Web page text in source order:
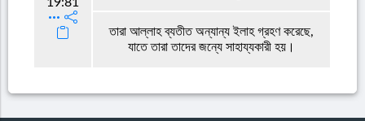
তারা আল্লাহ ব্যতীত অন্যান্য ইলাহ গ্রহণ করেছে,
যাতে তারা তাদের জন্যে সাহায্যকারী হয়।